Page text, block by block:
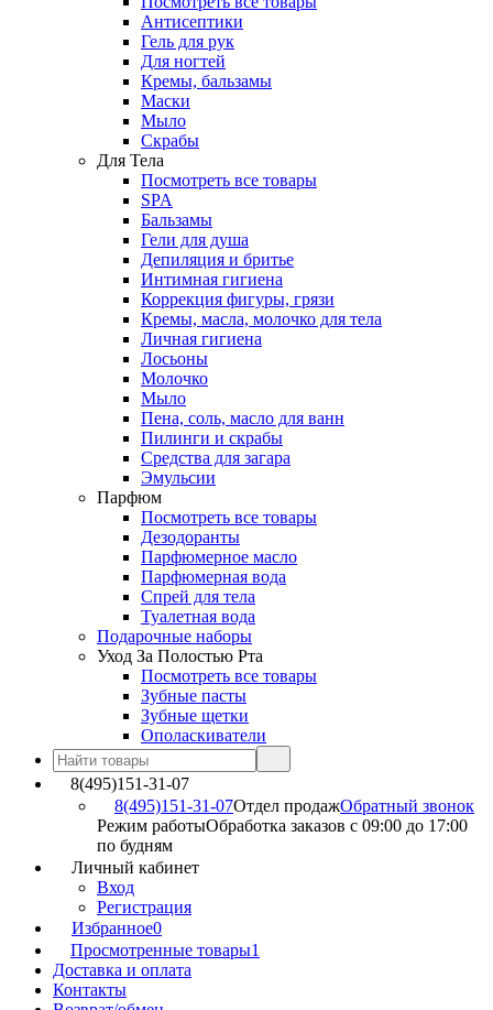
Антисептики
Гель для рук
Для ногтей
Кремы, бальзамы
Маски
Мыло
Скрабы
Для Тела
Посмотреть все товары
SPA
Бальзамы
Гели для душа
Депиляция и бритье
Интимная гигиена
Коррекция фигуры, грязи
Кремы, масла, молочко для тела
Личная гигиена
Лосьоны
Молочко
Мыло
Пена, соль, масло для ванн
Пилинги и скрабы
Средства для загара
Эмульсии
Парфюм
Посмотреть все товары
Дезодоранты
Парфюмерное масло
Парфюмерная вода
Спрей для тела
Туалетная вода
Подарочные наборы
Уход За Полостью Рта
Посмотреть все товары
Зубные пасты
Зубные щетки
Ополаскиватели
8(495)151-31-07
8(495)151-31-07Отдел продажОбратный звонок
Режим работыОбработка заказов с 09:00 до 17:00
по будням
Личный кабинет
Вход
Регистрация
Избранное0
Просмотренные товары1
Доставка и оплата
Контакты